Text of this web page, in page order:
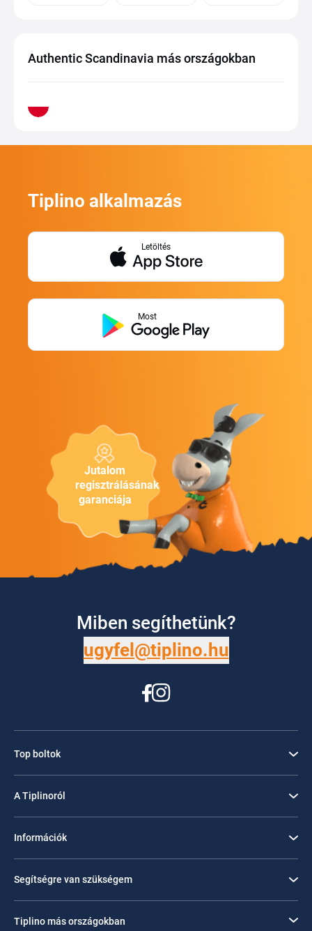
Authentic Scandinavia más országokban
Jutalom
regisztrálásának
garanciája
Tiplino alkalmazás
Letöltés
Most
Miben segíthetünk?
ugyfel@tiplino.hu
Top boltok
A Tiplinoról
Információk
Segítségre van szükségem
Tiplino más országokban